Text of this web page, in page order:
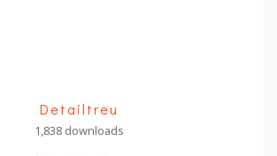
Detailtreu
1,838 downloads